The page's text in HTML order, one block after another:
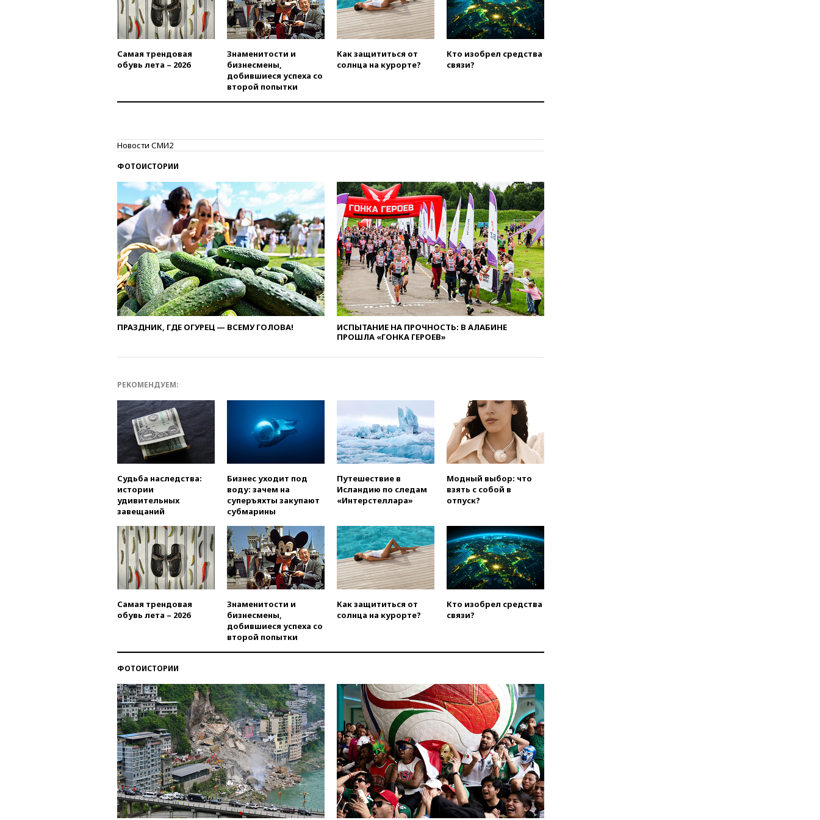
вчера, 16:47Сирия и Россия
договорились о присутствии
российских военных баз в
республике
вчера, 16:16 Bloomberg: США
потратят 400 млн долларов на
вчера, 15:48Reuters:
вчера, 15:46«Росатом»
вчера, 15:15В Москве
арестованы два руководителя
производителя БПЛА
вчера, 14:50 Лионель Месси
прибыл в Росарио на
похороны своего отца
вчера, 14:14 Китай объявил
высший уровень опасности из-
за приближения тайфуна
вчера, 13:47Welt am Sonntag:
ЕС нарастил импорт
российского СПГ
вчера, 13:13Число жертв
вчера, 13:09
Беспилотная
опасность объявлена в
Московской области
вчера, 12:48На фоне угрозы
БПЛА приостановил работу
аэропорт Калуги
вчера, 12:37ВС РФ заняли
еще два села в ДНР
вчера, 11:53В Уфе украинский
БПЛА попал в стройку вместо
предприятия
вчера, 11:11Одесса осталась
без света и воды
вчера, 10:53 Три человека
погибли в результате ночной
вчера, 10:31ВС РФ ударили по
вчера, 10:10Премьер Японии
снова не упомянула, чья
атомная бомба разрушила
Нагасаки
вчера, 09:47Два ребенка
ранены в ходе атаки БПЛА на
Белгород
вчера, 09:09Минобороны: за
ночь сбито 153 украинских
БПЛА
Самая трендовая
обувь лета – 2026
Знаменитости и
бизнесмены,
добившиеся успеха со
второй попытки
Как защититься от
солнца на курорте?
Кто изобрел средства
связи?
Новости СМИ2
ФОТОИСТОРИИ
ПРАЗДНИК, ГДЕ ОГУРЕЦ — ВСЕМУ ГОЛОВА!
ИСПЫТАНИЕ НА ПРОЧНОСТЬ: В АЛАБИНЕ
ПРОШЛА «ГОНКА ГЕРОЕВ»
РЕКОМЕНДУЕМ:
Судьба наследства:
истории
удивительных
завещаний
Бизнес уходит под
воду: зачем на
суперъяхты закупают
субмарины
Путешествие в
Исландию по следам
«Интерстеллара»
Модный выбор: что
взять с собой в
отпуск?
Самая трендовая
обувь лета – 2026
Знаменитости и
бизнесмены,
добившиеся успеха со
второй попытки
Как защититься от
солнца на курорте?
Кто изобрел средства
связи?
ФОТОИСТОРИИ